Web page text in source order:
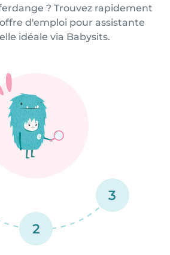
? Trouvez rapidement
d'emploi pour assistante
idéale via Babysits.
2
3